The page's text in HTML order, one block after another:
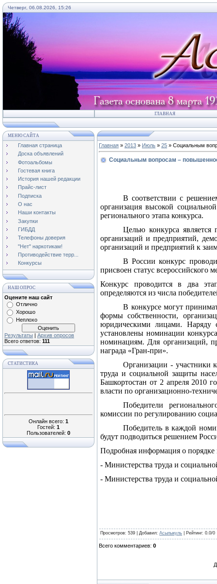
Четверг, 06.08.2026, 15:26
ГЛАВНАЯ
МЕНЮ САЙТА
Главная страница
Доска объявлений
Фотоальбомы
Гостевая книга
История нашей редакции
Прайс-лист
Подписка
О нас
Наши контакты
Закупки
ГИБДД
Телефоны доверия
"Нет" наркотикам!
Противодействие терр...
Конкурсы
НАШ ОПРОС
Оцените наш сайт
Отлично
Хорошо
Неплохо
Результаты | Архив опросов
Всего ответов: 111
СТАТИСТИКА
Онлайн всего: 1
Гостей: 1
Пользователей: 0
Главная » 2013 » Июль » 25 » Социальным
Социальным вопросам –
В соответствии с
организация высокой
регионального этапа конкурса.
Целью конкурса является
организаций и предприятий,
организаций и предприятий к
В России конкурс
присвоен статус всероссийского
Конкурс проводится в два
определяются из числа
В конкурсе могут
формы собственности,
юридическими лицами. Наряду
установлены номинации
номинациям. Для организаций,
награда «Гран-при».
Организации - участники
труда и социальной защиты
Башкортостан от 2 апреля 2010
власти по организационно-
Победители
комиссии по регулированию
Победитель в каждой
будут подводиться решением
Подробная информация о
- Министерства труда и
- Министерства труда и
Просмотров: 539 | Добавил: Асылыкуль Рейтинг: 0.0/0
Всего комментариев: 0